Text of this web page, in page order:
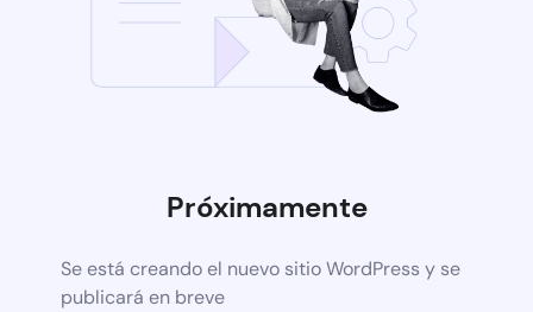
Próximamente
Se está creando el nuevo sitio WordPress y se
publicará en breve